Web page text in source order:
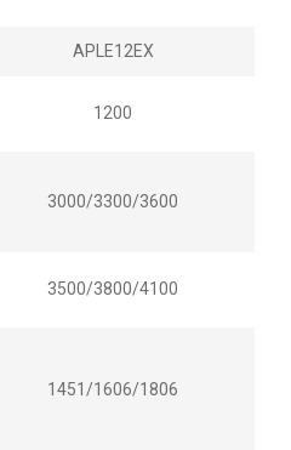
permitiendo que el
de colisión.
angosta, útil para
estándar, y distintos tipos
una plataforma plegable,
a velocidad baja,
altas.
inteligente que previene
cuando se está
APLE12EX
1200
3000/3300/3600
3500/3800/4100
1451/1606/1806